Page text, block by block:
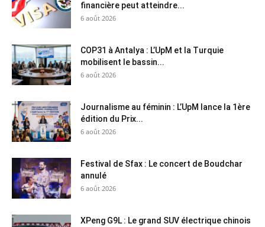
financière peut atteindre...
6 août 2026
COP31 à Antalya : L’UpM et la Turquie
mobilisent le bassin...
6 août 2026
Journalisme au féminin : L’UpM lance la 1ère
édition du Prix...
6 août 2026
Festival de Sfax : Le concert de Boudchar
annulé
6 août 2026
XPeng G9L : Le grand SUV électrique chinois